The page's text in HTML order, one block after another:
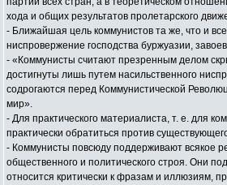
хода и общих результатов пролетарского
- Ближайшая цель коммунистов та же, что и
ниспровержение господства буржуазии,
- «Коммунисты считают презренным делом
достигнуты лишь путем насильственного
содрогаются перед Коммунистической
мир».
- Для практического материалиста, т. е. для
практически обратиться против
- Коммунисты повсюду поддерживают всякое
общественного и политического строя. Они
относится критически к фразам и иллюзиям,